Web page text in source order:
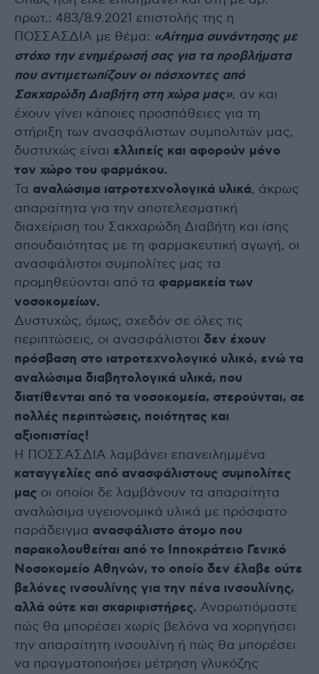
πρωτ.: 483/8.9.2021 επιστολής της η
ΠΟΣΣΑΣΔΙΑ με θέμα: «Αίτημα συνάντησης με
στόχο την ενημέρωσή σας για τα προβλήματα
που αντιμετωπίζουν οι πάσχοντες από
Σακχαρώδη Διαβήτη στη χώρα μας», αν και
έχουν γίνει κάποιες προσπάθειες για τη
στήριξη των ανασφάλιστων συμπολιτών μας,
δυστυχώς είναι ελλιπείς και αφορούν μόνο
τον χώρο του φαρμάκου.
Τα αναλώσιμα ιατροτεχνολογικά υλικά, άκρως
απαραίτητα για την αποτελεσματική
διαχείριση του Σακχαρώδη Διαβήτη και ίσης
σπουδαιότητας με τη φαρμακευτική αγωγή, οι
ανασφάλιστοι συμπολίτες μας τα
προμηθεύονται από τα φαρμακεία των
νοσοκομείων.
Δυστυχώς, όμως, σχεδόν σε όλες τις
περιπτώσεις, οι ανασφάλιστοι δεν έχουν
πρόσβαση στο ιατροτεχνολογικό υλικό, ενώ τα
αναλώσιμα διαβητολογικά υλικά, που
διατίθενται από τα νοσοκομεία, στερούνται, σε
πολλές περιπτώσεις, ποιότητας και
αξιοπιστίας!
Η ΠΟΣΣΑΣΔΙΑ λαμβάνει επανειλημμένα
καταγγελίες από ανασφάλιστους συμπολίτες
μας οι οποίοι δε λαμβάνουν τα απαραίτητα
αναλώσιμα υγειονομικά υλικά με πρόσφατο
παράδειγμα ανασφάλιστο άτομο που
παρακολουθείται από το Ιπποκράτειο Γενικό
Νοσοκομείο Αθηνών, το οποίο δεν έλαβε ούτε
βελόνες ινσουλίνης για την πένα ινσουλίνης,
αλλά ούτε και σκαριφιστήρες. Αναρωτιόμαστε
πώς θα μπορέσει χωρίς βελόνα να χορηγήσει
την απαραίτητη ινσουλίνη ή πώς θα μπορέσει
να πραγματοποιήσει μέτρηση γλυκόζης